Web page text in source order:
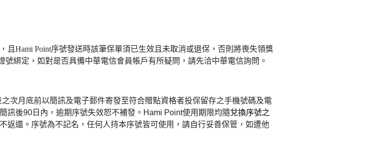
且Hami Point序號發送時該筆保單須已生效且未取消或退保，否則將喪失領獎
綁定，如對是否具備中華電信會員帳戶有所疑問，請先洽中華電信詢問。
次月底前以簡訊及電子郵件寄發至符合贈點資格者投保留存之手機號碼及電
訊後90 日內，逾期序號失效恕不補發。 Hami Point使用期限均隨兌換序號之
返還。序號為不記名，任何人持本序號皆可使用，請自行妥善保管，如遭他